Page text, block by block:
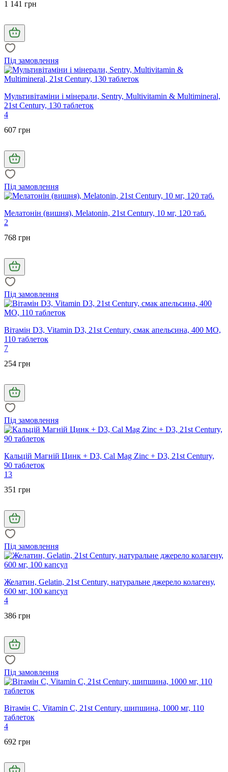
1 141 грн
Під замовлення
Мультивітаміни і мінерали, Sentry, Multivitamin & Multimineral,
21st Century, 130 таблеток
4
607 грн
Під замовлення
Мелатонін (вишня), Melatonin, 21st Century, 10 мг, 120 таб.
2
768 грн
Під замовлення
Вітамін D3, Vitamin D3, 21st Century, смак апельсина, 400 МО,
110 таблеток
7
254 грн
Під замовлення
Кальцій Магній Цинк + D3, Cal Mag Zinc + D3, 21st Century,
90 таблеток
13
351 грн
Під замовлення
Желатин, Gelatin, 21st Century, натуральне джерело колагену,
600 мг, 100 капсул
4
386 грн
Під замовлення
Вітамін С, Vitamin C, 21st Century, шипшина, 1000 мг, 110
таблеток
4
692 грн